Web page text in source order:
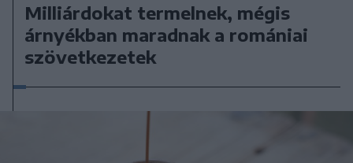
Milliárdokat termelnek, mégis
árnyékban maradnak a romániai
szövetkezetek